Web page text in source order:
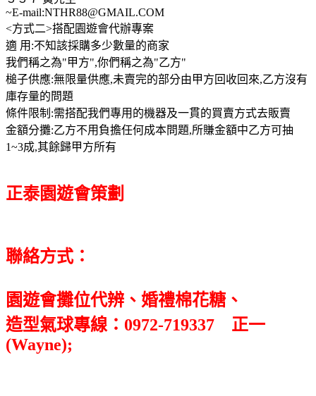
~E-mail:NTHR88@GMAIL.COM
<方式二>搭配園遊會代辦專案
適 用:不知該採購多少數量的商家
我們稱之為"甲方",你們稱之為"乙方"
槌子供應:無限量供應,未賣完的部分由甲方回收回來,乙方沒有
庫存量的問題
條件限制:需搭配我們專用的機器及一貫的買賣方式去販賣
金額分攤:乙方不用負擔任何成本問題,所賺金額中乙方可抽
1~3成,其餘歸甲方所有
正泰園遊會策劃
聯絡方式：
園遊會攤位代辨、婚禮棉花糖、
造型氣球專線：0972-719337 正一
(Wayne);